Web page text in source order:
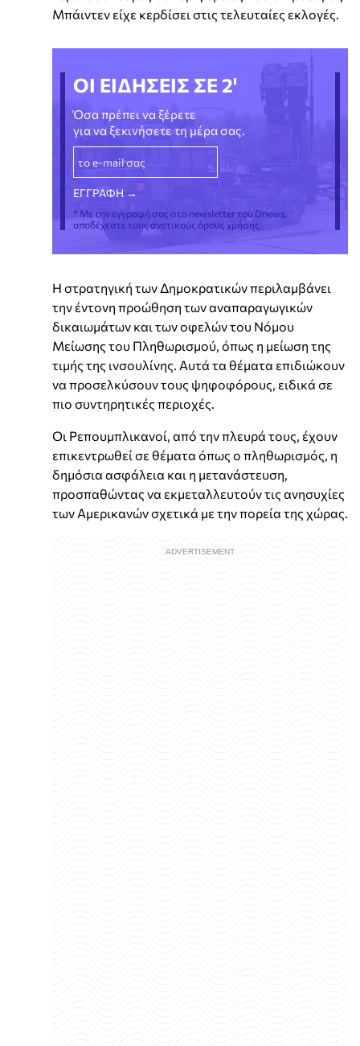
Μπάιντεν είχε κερδίσει στις τελευταίες εκλογές.
ΟΙ ΕΙΔΗΣΕΙΣ ΣΕ 2'
Όσα πρέπει να ξέρετε
για να ξεκινήσετε τη μέρα σας.
* Με την εγγραφή σας στο newsletter του Dnews,
αποδέχεστε τους σχετικούς όρους χρήσης
Η στρατηγική των Δημοκρατικών περιλαμβάνει
την έντονη προώθηση των αναπαραγωγικών
δικαιωμάτων και των οφελών του Νόμου
Μείωσης του Πληθωρισμού, όπως η μείωση της
τιμής της ινσουλίνης. Αυτά τα θέματα επιδιώκουν
να προσελκύσουν τους ψηφοφόρους, ειδικά σε
πιο συντηρητικές περιοχές.
Οι Ρεπουμπλικανοί, από την πλευρά τους, έχουν
επικεντρωθεί σε θέματα όπως ο πληθωρισμός, η
δημόσια ασφάλεια και η μετανάστευση,
προσπαθώντας να εκμεταλλευτούν τις ανησυχίες
των Αμερικανών σχετικά με την πορεία της χώρας.